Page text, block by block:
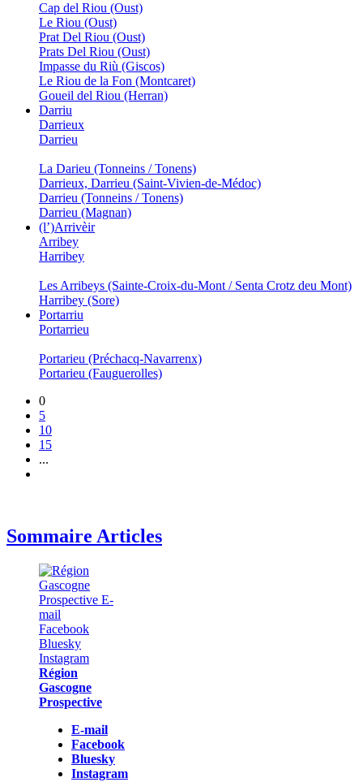
Cap del Riou (Oust)
Le Riou (Oust)
Prat Del Riou (Oust)
Prats Del Riou (Oust)
Impasse du Riù (Giscos)
Le Riou de la Fon (Montcaret)
Goueil del Riou (Herran)
Darriu
Darrieux
Darrieu
La Darieu (Tonneins / Tonens)
Darrieux, Darrieu (Saint-Vivien-de-Médoc)
Darrieu (Tonneins / Tonens)
Darrieu (Magnan)
(l’)Arrivèir
Arribey
Harribey
Les Arribeys (Sainte-Croix-du-Mont / Senta Crotz deu Mont)
Harribey (Sore)
Portarriu
Portarrieu
Portarieu (Préchacq-Navarrenx)
Portarieu (Fauguerolles)
0
5
10
15
...
Sommaire Articles
Région
Gascogne
Prospective
E-mail
Facebook
Bluesky
Instagram